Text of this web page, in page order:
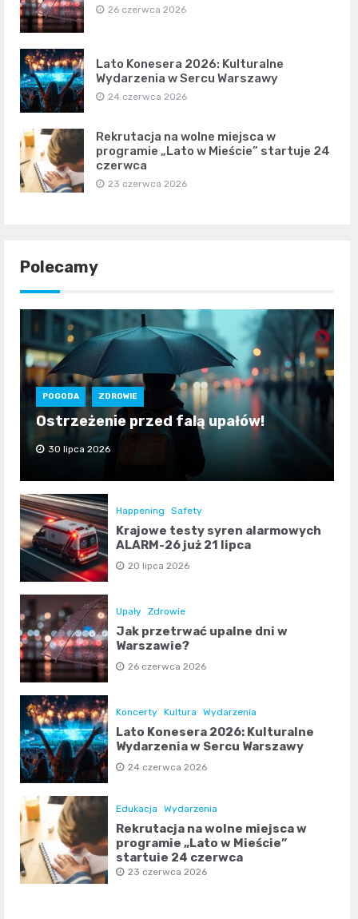
26 czerwca 2026
Lato Konesera 2026: Kulturalne
Wydarzenia w Sercu Warszawy
24 czerwca 2026
Rekrutacja na wolne miejsca w
programie „Lato w Mieście” startuje 24
czerwca
23 czerwca 2026
Polecamy
POGODA ZDROWIE
Ostrzeżenie przed falą upałów!
30 lipca 2026
Happening Safety
Krajowe testy syren alarmowych
ALARM-26 już 21 lipca
20 lipca 2026
Upały Zdrowie
Jak przetrwać upalne dni w
Warszawie?
26 czerwca 2026
Koncerty Kultura Wydarzenia
Lato Konesera 2026: Kulturalne
Wydarzenia w Sercu Warszawy
24 czerwca 2026
Edukacja Wydarzenia
Rekrutacja na wolne miejsca w
programie „Lato w Mieście”
startuje 24 czerwca
23 czerwca 2026